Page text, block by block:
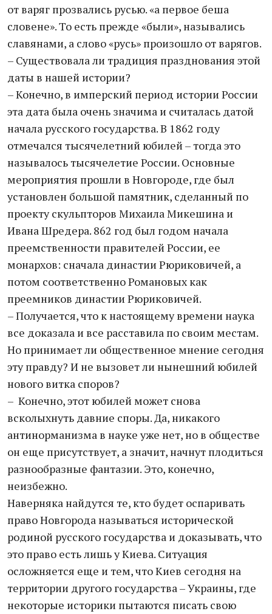
от варяг прозвались русью. «а первое беша
словене». То есть прежде «были», назывались
славянами, а слово «русь» произошло от варягов.
– Существовала ли традиция празднования этой
даты в нашей истории?
– Конечно, в имперский период истории России
эта дата была очень значима и считалась датой
начала русского государства. В 1862 году
отмечался тысячелетний юбилей – тогда это
называлось тысячелетие России. Основные
мероприятия прошли в Новгороде, где был
установлен большой памятник, сделанный по
проекту скульпторов Михаила Микешина и
Ивана Шредера. 862 год был годом начала
преемственности правителей России, ее
монархов: сначала династии Рюриковичей, а
потом соответственно Романовых как
преемников династии Рюриковичей.
– Получается, что к настоящему времени наука
все доказала и все расставила по своим местам.
Но принимает ли общественное мнение сегодня
эту правду? И не вызовет ли нынешний юбилей
нового витка споров?
– Конечно, этот юбилей может снова
всколыхнуть давние споры. Да, никакого
антинорманизма в науке уже нет, но в обществе
он еще присутствует, а значит, начнут плодиться
разнообразные фантазии. Это, конечно,
неизбежно.
Наверняка найдутся те, кто будет оспаривать
право Новгорода называться исторической
родиной русского государства и доказывать, что
это право есть лишь у Киева. Ситуация
осложняется еще и тем, что Киев сегодня на
территории другого государства – Украины, где
некоторые историки пытаются писать свою